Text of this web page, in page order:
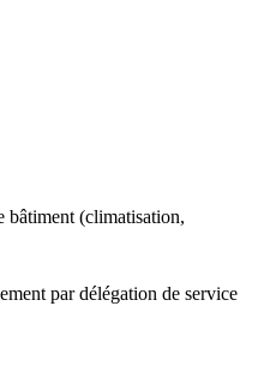
bâtiment (climatisation,
par délégation de service